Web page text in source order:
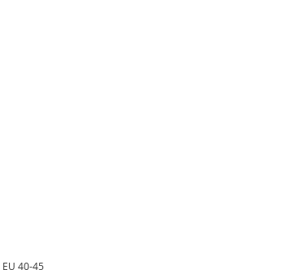
40-45